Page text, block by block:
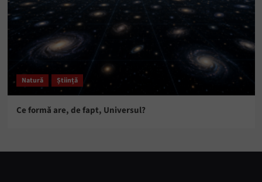
Natură Știință
Ce formă are, de fapt, Universul?